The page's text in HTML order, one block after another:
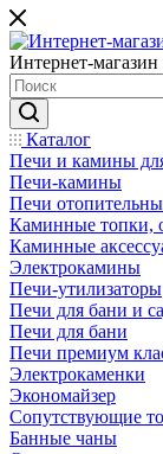
Интернет-магазин
Каталог
Печи и камины
Печи-камины
Печи
Каминные топки,
Каминные
Электрокамины
Печи-утилизаторы
Печи для бани и
Печи для бани
Печи премиум
Электрокаменки
Экономайзер
Сопутствующие
Банные чаны